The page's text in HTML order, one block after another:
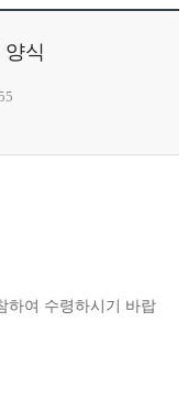
식
하여 수령하시기 바랍